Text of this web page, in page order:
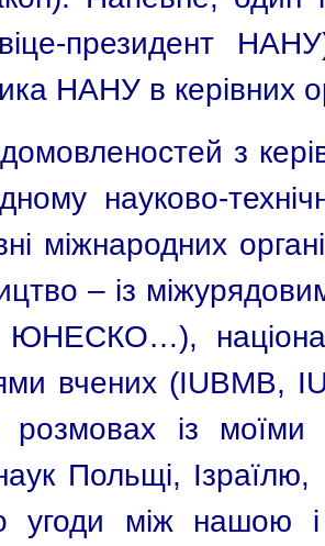
президент
НАНУ в керівних
домовленостей з
науково-
міжнародних
– із
вчених (IUBMB,
розмовах із моїми
Польщі,
між нашою і